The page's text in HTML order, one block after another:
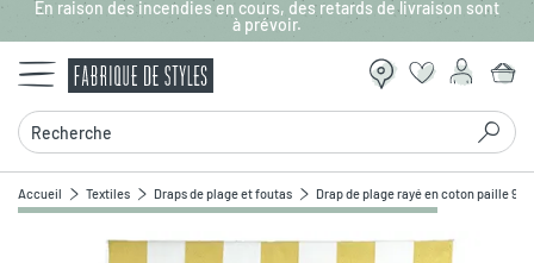
Aller au contenu principal
En raison des incendies en cours, des retards de livraison sont
à prévoir.
Recherche
Accueil Textiles Draps de plage et foutas Drap de plage rayé en coton paille